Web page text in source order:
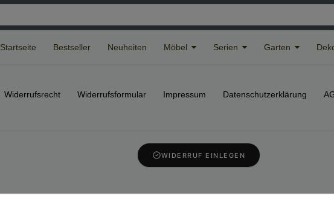
Startseite Bestseller Neuheiten Möbel Serien Garten
Widerrufs­recht Widerrufs­formular Impressum Daten­schutz­erklärung
WIDERRUF EINLEGEN